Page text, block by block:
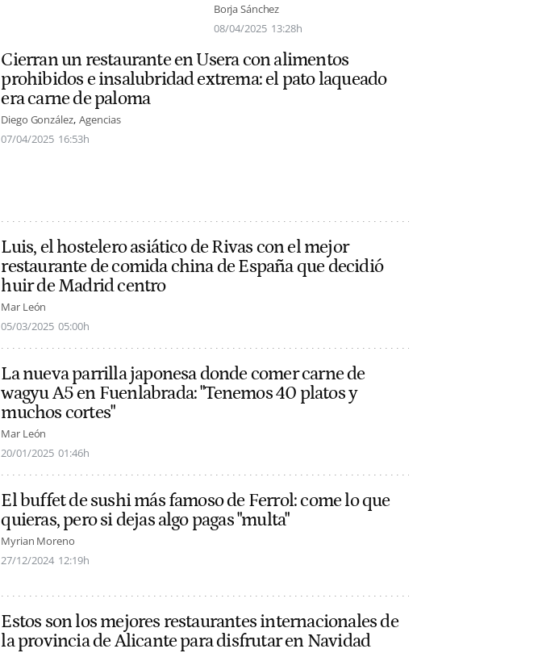
Borja Sánchez
08/04/2025 13:28h
Cierran un restaurante en Usera con alimentos
prohibidos e insalubridad extrema: el pato laqueado
era carne de paloma
Diego González Agencias
07/04/2025 16:53h
Luis, el hostelero asiático de Rivas con el mejor
restaurante de comida china de España que decidió
huir de Madrid centro
Mar León
05/03/2025 05:00h
La nueva parrilla japonesa donde comer carne de
wagyu A5 en Fuenlabrada: "Tenemos 40 platos y
muchos cortes"
Mar León
20/01/2025 01:46h
El buffet de sushi más famoso de Ferrol: come lo que
quieras, pero si dejas algo pagas "multa"
Myrian Moreno
27/12/2024 12:19h
Estos son los mejores restaurantes internacionales de
la provincia de Alicante para disfrutar en Navidad